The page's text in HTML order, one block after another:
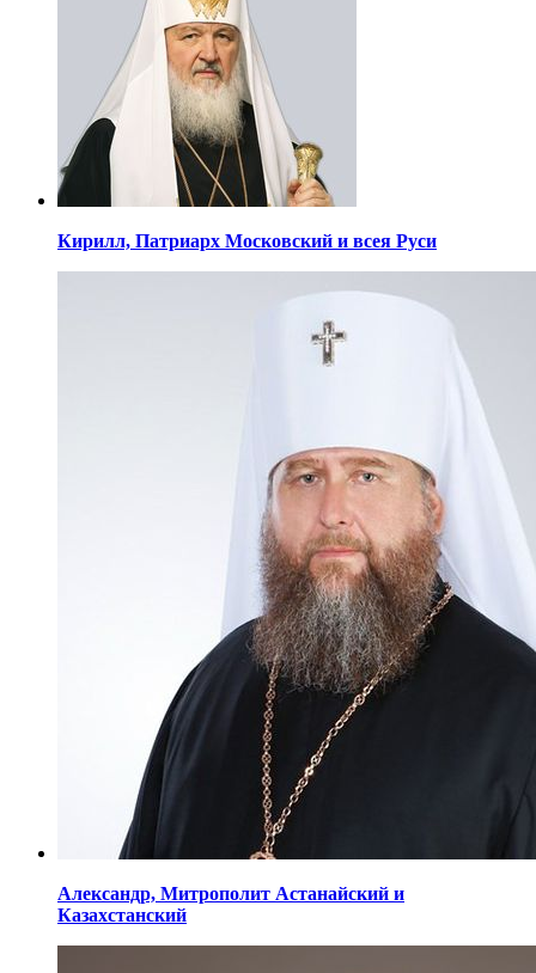
Кирилл, Патриарх Московский и всея Руси
Александр, Митрополит Астанайский и
Казахстанский